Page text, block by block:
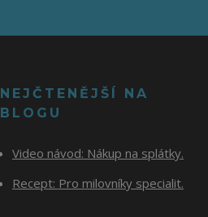
NEJČTENĚJŠÍ NA
BLOGU
Video návod: Nákup na splátky.
Recept: Pro milovníky specialit.